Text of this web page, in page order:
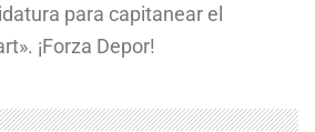
para capitanear el
¡Forza Depor!